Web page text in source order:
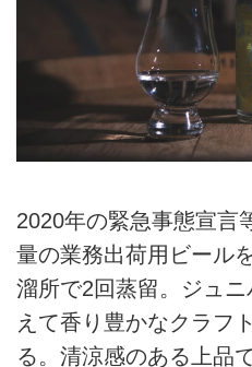
2020年の緊急事態宣言
量の業務出荷用ビール
溜所で2回蒸留。ジュ
えて香り豊かなクラフ
る。清涼感のある上品